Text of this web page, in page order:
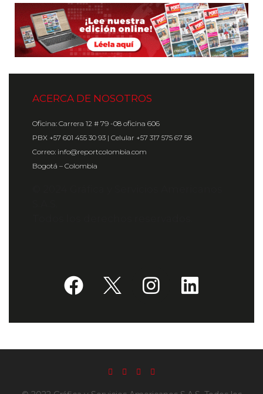
ACERCA DE NOSOTROS
Oficina: Carrera 12 # 79 -08 oficina 606
PBX +57 601 455 30 93 | Celular +57 317 575 67 58
Correo: info@reportcolombia.com
Bogotá – Colombia